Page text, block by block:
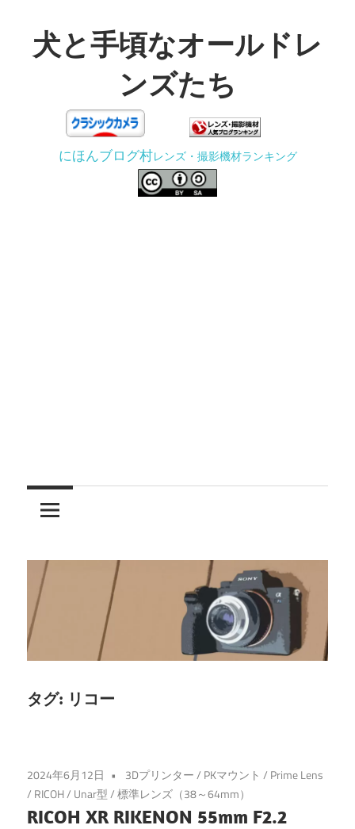
テ犬と手頃なオールドレ
ンズたち
う
にほんブログ村レンズ・撮影機材ランキング
タグ: リコー
2024年6月12日 3Dプリンター/ PKマウント / Prime Lens
/ RICOH/ Unar型/標準レンズ（38～64mm）
RICOH XR RIKENON 55mm F2.2